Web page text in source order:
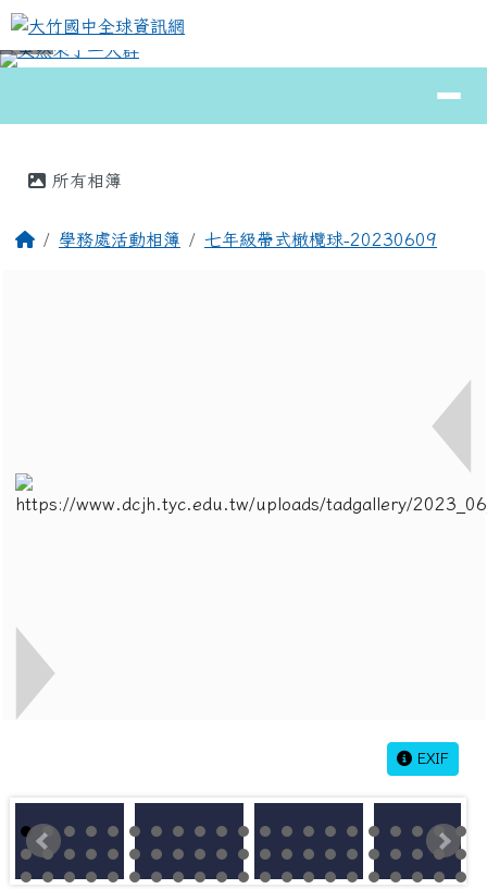
跳至主內容區
大竹國中全球資訊網
⏸
所有相簿
回首頁學務處活動相簿 七年級帶式橄欖球-20230609
EXIF